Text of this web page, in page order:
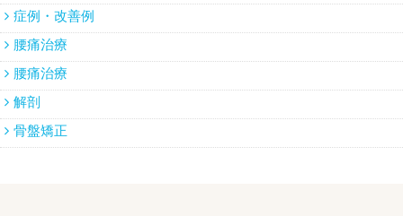
症例・改善例
腰痛治療
腰痛治療
解剖
骨盤矯正